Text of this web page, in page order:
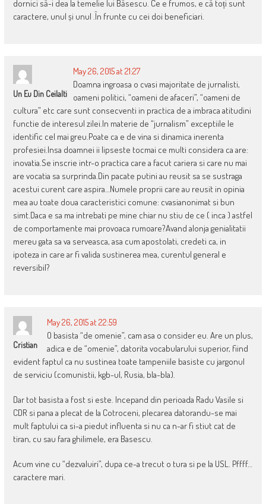
dornici să-i dea la temelie lui Băsescu. Ce e frumos, e că toți sunt
caractere, unul și unul .În frunte cu cei doi beneficiari.
Un Eu Din Ceilalti
May 26, 2015 at 21:27
Doamna ingroasa o cvasi majoritate de jurnalisti,
oameni politici, “oameni de afaceri”, “oameni de
cultura” etc care sunt consecventi in practica de a imbraca atitudini
functie de interesul zilei.In materie de “jurnalism” exceptiile le
identific cel mai greu.Poate ca e de vina si dinamica inerenta
profesiei.Insa doamnei ii lipseste tocmai ce multi considera ca are:
inovatia.Se inscrie intr-o practica care a facut cariera si care nu mai
are vocatia sa surprinda.Din pacate putini au reusit sa se sustraga
acestui curent care aspira…Numele proprii care au reusit in opinia
mea au toate doua caracteristici comune: cvasianonimat si bun
simt.Daca e sa ma intrebati pe mine chiar nu stiu de ce ( inca ) astfel
de comportamente mai provoaca rumoare?Avand alonja genialitatii
mereu gata sa va serveasca, asa cum apostolati, credeti ca, in
ipoteza in care ar fi valida sustinerea mea, curentul general e
reversibil?
Cristian
May 26, 2015 at 22:59
O basista “de omenie”, cam asa o consider eu. Are un plus,
adica e de “omenie”, datorita vocabularului superior, fiind
evident faptul ca nu sustinea toate tampeniile basiste cu jargonul
de serviciu (comunistii, kgb-ul, Rusia, bla-bla).
Dar tot basista a fost si este. Incepand din perioada Radu Vasile si
CDR si pana a plecat de la Cotroceni, plecarea datorandu-se mai
mult faptului ca si-a piedut influenta si nu ca n-ar fi stiut cat de
tiran, cu sau fara ghilimele, era Basescu.
Acum vine cu “dezvaluiri”, dupa ce-a trecut o tura si pe la USL. Pffff…
caractere mari.